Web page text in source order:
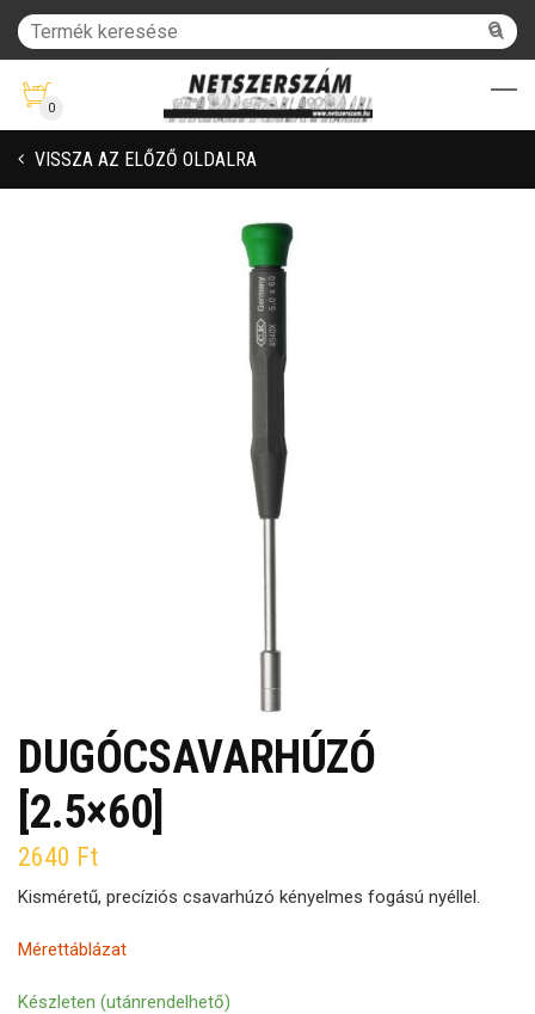
0
VISSZA AZ ELŐZŐ OLDALRA
DUGÓCSAVARHÚZÓ
[2.5×60]
2640 Ft
Kisméretű, precíziós csavarhúzó kényelmes fogású nyéllel.
Mérettáblázat
Készleten (utánrendelhető)